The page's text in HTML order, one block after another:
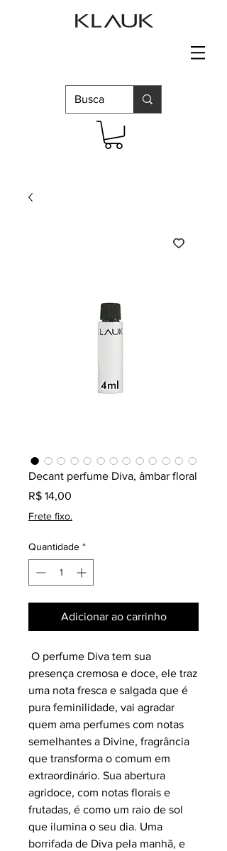
Decant perfume Diva, âmbar floral
R$ 14,00
Frete fixo.
Quantidade *
Adicionar ao carrinho
O perfume Diva tem sua
presença cremosa e doce, ele traz
uma nota fresca e salgada que é
pura feminilidade, vai agradar
quem ama perfumes com notas
semelhantes a Divine, fragrância
que transforma o comum em
extraordinário. Sua abertura
agridoce, com notas florais e
frutadas, é como um raio de sol
que ilumina o seu dia. Uma
borrifada de Diva pela manhã, e